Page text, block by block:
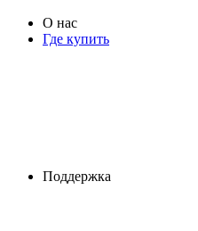
О нас
Где купить
Поддержка